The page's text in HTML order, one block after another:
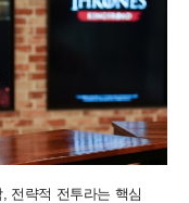
전략적 전투라는 핵심